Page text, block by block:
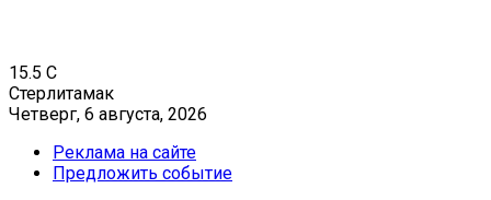
15.5 C
Стерлитамак
Четверг, 6 августа, 2026
Реклама на сайте
Предложить событие